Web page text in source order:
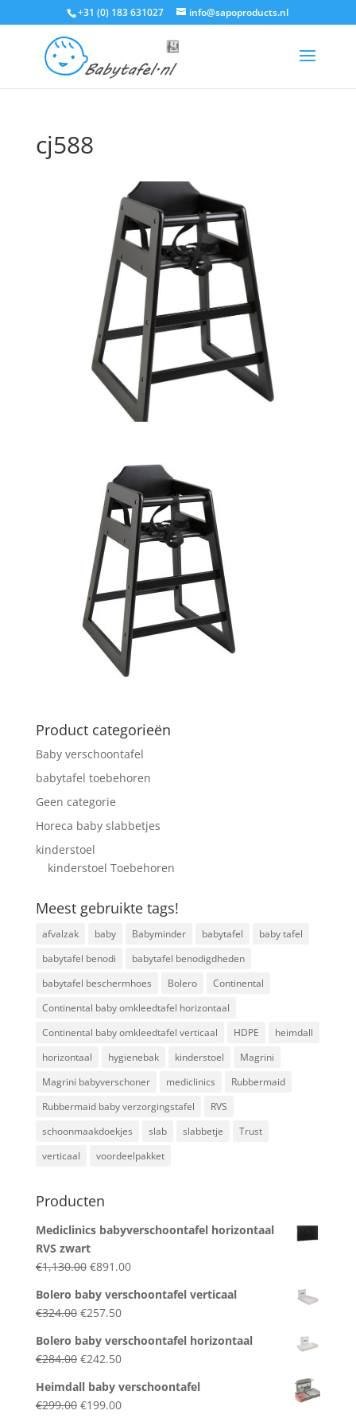
+31 (0) 183 631027 info@sapoproducts.nl
cj588
Product categorieën
Baby verschoontafel
babytafel toebehoren
Geen categorie
Horeca baby slabbetjes
kinderstoel
kinderstoel Toebehoren
Meest gebruikte tags!
afvalzak baby Babyminder babytafel
baby tafel
babytafel benodi
babytafel benodigdheden
babytafel beschermhoes
Bolero
Continental
Continental baby omkleedtafel horizontaal
Continental baby omkleedtafel verticaal
HDPE
heimdall
horizontaal
hygienebak kinderstoel
Magrini
Magrini babyverschoner
mediclinics
Rubbermaid
Rubbermaid baby verzorgingstafel
RVS
schoonmaakdoekjes
slab slabbetje
Trust
verticaal
voordeelpakket
Producten
Mediclinics babyverschoontafel horizontaal
RVS zwart
€1,130.00 Original
was:
€1,130.00.
€891.00Current
is:
Bolero baby verschoontafel verticaal
€324.00 Original
was:
€324.00.
€257.50Current
is:
€257.50.
Bolero baby verschoontafel horizontaal
€284.00 Original
was:
€284.00.
€242.50Current
is:
€242.50.
Heimdall baby verschoontafel
€299.00 Original
€199.00Current